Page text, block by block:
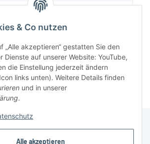
Alle akzeptieren
& Co nutzen
„Alle akzeptieren“ gestatten Sie den
Dienste auf unserer Website: YouTube,
die Einstellung jederzeit ändern
links unten). Weitere Details finden
und in unserer
.
1,00 Stück